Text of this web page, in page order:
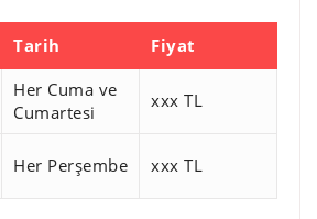
Tarih Fiyat
Her Cuma ve
Cumartesi
xxx TL
Her Perşembe xxx TL